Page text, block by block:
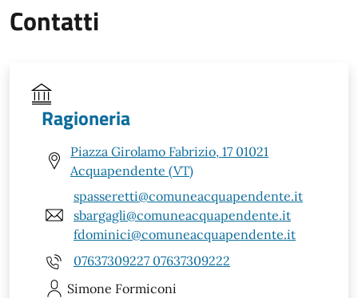
Contatti
Ragioneria
Piazza Girolamo Fabrizio, 17 01021
Acquapendente (VT)
spasseretti@comuneacquapendente.it
sbargagli@comuneacquapendente.it
fdominici@comuneacquapendente.it
07637309227 07637309222
Simone Formiconi